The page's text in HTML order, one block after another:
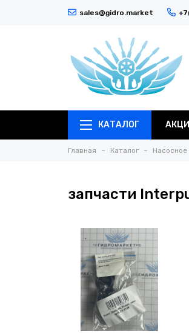
sales@gidro.market
КАТАЛОГ
Главная Каталог
запчасти